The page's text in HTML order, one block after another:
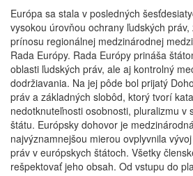
vo
svetle
prijatia
Protokolov
č.
15
a
16
Európa sa stala v posledných
vysokou úrovňou ochrany ľudských
prínosu regionálnej medzinárodnej
Rada Európy. Rada Európy prináša
oblasti ľudských práv, ale aj kontrolný
dodržiavania. Na jej pôde bol prijatý
práv a základných slobôd, ktorý tvorí
nedotknuteľnosti osobnosti, pluralizmu v
štátu. Európsky dohovor je
najvýznamnejšou mierou ovplyvnila
práv v európskych štátoch. Všetky
rešpektovať jeho obsah. Od vstupu do